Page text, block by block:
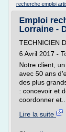
recherche emploi
Emploi
Lorraine -
TECHNICIEN
6 Avril 2017 -
Notre client,
avec 50 ans
des plus
: concevoir et
coordonner et...
Lire la suite